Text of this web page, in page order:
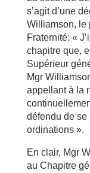
s’agit d’une
Williamson, le
Fraternité: «
chapitre que,
Supérieur
Mgr
appellant à la
défendu de se
ordinations ».
En clair, Mgr
au Chapitre